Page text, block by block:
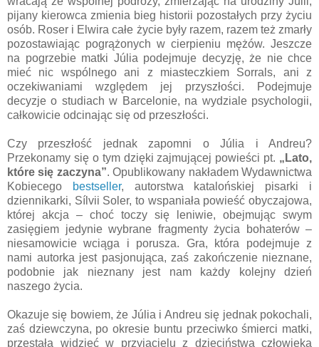
pijany kierowca zmienia bieg historii pozostałych przy życiu
osób. Roser i Elwira całe życie były razem, razem też zmarły
pozostawiając pogrążonych w cierpieniu mężów. Jeszcze
na pogrzebie matki Júlia podejmuje decyzję, że nie chce
mieć nic wspólnego ani z miasteczkiem Sorrals, ani z
oczekiwaniami względem jej przyszłości. Podejmuje
decyzje o studiach w Barcelonie, na wydziale psychologii,
całkowicie odcinając się od przeszłości.
Czy przeszłość jednak zapomni o Júlia i Andreu?
Przekonamy się o tym dzięki zajmującej powieści pt. „Lato,
które się zaczyna”. Opublikowany nakładem Wydawnictwa
Kobiecego
bestseller, autorstwa katalońskiej pisarki i
dziennikarki, Sílvii Soler, to wspaniała powieść obyczajowa,
której akcja – choć toczy się leniwie, obejmując swym
zasięgiem jedynie wybrane fragmenty życia bohaterów –
niesamowicie wciąga i porusza. Gra, która podejmuje z
nami autorka jest pasjonująca, zaś zakończenie nieznane,
podobnie jak nieznany jest nam każdy kolejny dzień
naszego życia.
Okazuje się bowiem, że Júlia i Andreu się jednak pokochali,
zaś dziewczyna, po okresie buntu przeciwko śmierci matki,
przestała widzieć w przyjacielu z dzieciństwa człowieka